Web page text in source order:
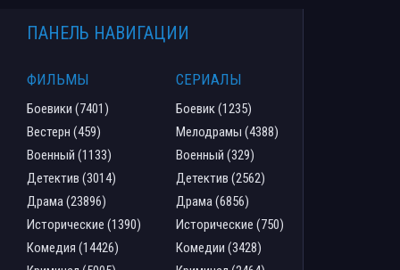
ПАНЕЛЬ НАВИГАЦИИ
ФИЛЬМЫ
Боевики (7401)
Вестерн (459)
Военный (1133)
Детектив (3014)
Драма (23896)
Исторические (1390)
Комедия (14426)
СЕРИАЛЫ
Боевик (1235)
Мелодрамы (4388)
Военный (329)
Детектив (2562)
Драма (6856)
Исторические (750)
Комедии (3428)